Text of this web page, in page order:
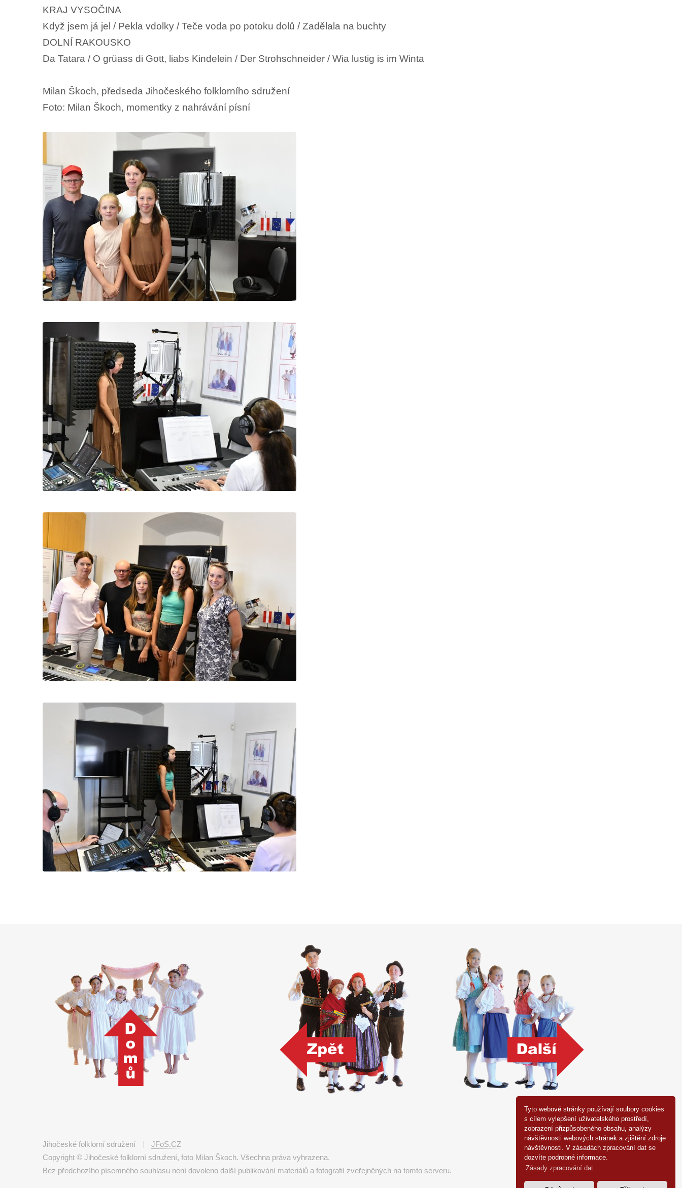
Tyto webové stránky používají soubory cookies
s cílem vylepšení uživatelského prostředí,
zobrazení přizpůsobeného obsahu, analýzy
návštěvnosti webových stránek a zjištění zdroje
návštěvnosti. V zásadách zpracování dat se
dozvíte podrobné informace.
Zásady zpracování dat
KRAJ VYSOČINA
Když jsem já jel / Pekla vdolky / Teče voda po potoku dolů / Zadělala na buchty
DOLNÍ RAKOUSKO
Da Tatara / O grüass di Gott, liabs Kindelein / Der Strohschneider / Wia lustig is im Winta
Milan Škoch, předseda Jihočeského folklorního sdružení
Foto: Milan Škoch, momentky z nahrávání písní
Jihočeské folklorní sdružení
JFoS.CZ
Copyright © Jihočeské folklorní sdružení, foto Milan Škoch. Všechna práva vyhrazena.
Bez předchozího písemného souhlasu není dovoleno další publikování materiálů a fotografií zveřejněných na tomto serveru.